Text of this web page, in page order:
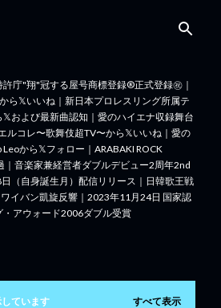
庁"翔"冠する屋号商標登録®︎正式登録㊗️｜
ら𝕏いいね｜新日本プロレスリング所属テ
および最新曲認知｜愛のハイエナ収録舞台
ルコレ〜歌舞伎超TV〜から𝕏いいね｜愛の
から𝕏フォロー｜ARABAKI ROCK
｜音楽家兼経営者ダブルデビュー2周年2nd
（自身誕生月）配信リリース｜日韓歌王戦
イバン凱旋反響｜2023年11月24日 国家認
アウォード2006ダブル受賞
ています すべて表示